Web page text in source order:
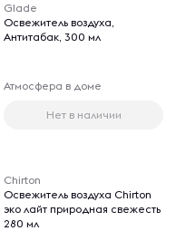
Glade
Освежитель воздуха,
Антитабак, 300 мл
Атмосфера в доме
Нет в наличии
Chirton
Освежитель воздуха Chirton
эко лайт природная свежесть
280 мл